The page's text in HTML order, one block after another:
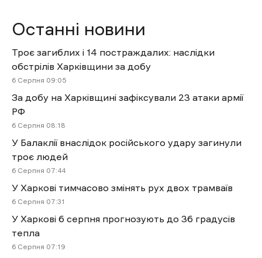
Останні новини
Троє загиблих і 14 постраждалих: наслідки
обстрілів Харківщини за добу
6 Cерпня 09:05
За добу на Харківщині зафіксували 23 атаки армії
РФ
6 Cерпня 08:18
У Балаклії внаслідок російського удару загинули
троє людей
6 Cерпня 07:44
У Харкові тимчасово змінять рух двох трамваїв
6 Cерпня 07:31
У Харкові 6 серпня прогнозують до 36 градусів
тепла
6 Cерпня 07:19